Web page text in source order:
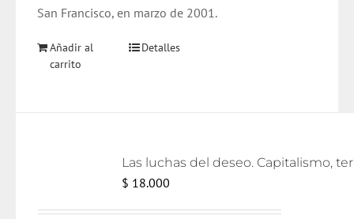
San Francisco, en marzo de 2001.
Añadir al
carrito
Detalles
Las
$ 18.000